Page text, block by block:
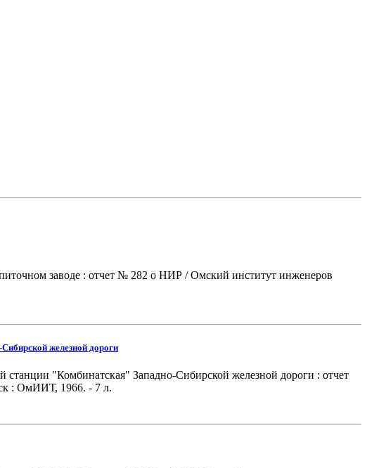
заводе : отчет № 282 о НИР / Омский институт инженеров
железной дороги
"Комбинатская" Западно-Сибирской железной дороги : отчет
: ОмИИТ, 1966. - 7 л.